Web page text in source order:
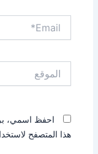
احفظ اسمي،
هذا المتصفح